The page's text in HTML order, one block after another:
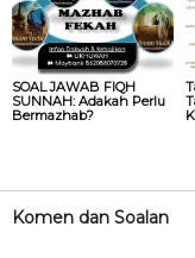
SOAL JAWAB FIQH
SUNNAH: Adakah Perlu
Bermazhab?
Komen dan Soalan